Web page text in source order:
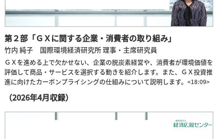
第２部「ＧＸに関する企業・消費者の取り組み」
竹内 純子 国際環境経済研究所 理事・主席研究員
ＧＸを進める上で欠かせない、企業の脱炭素経営や、消費者が環境価値を
評価して商品・サービスを選択する動きを紹介します。また、ＧＸ投資推
進に向けたカーボンプライシングの仕組みについて説明します。 <18:09>
（2026年4月収録）